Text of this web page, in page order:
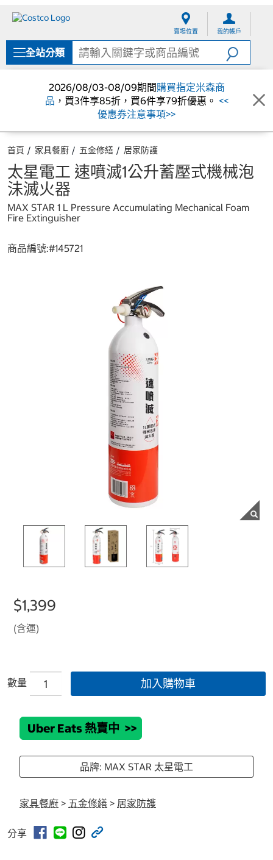
單
賣場位置 我的帳戶
全站分類
2026/08/03-08/09期間購買指定米森商
品 ，買3件享85折，買6件享79折優惠。 <<
優惠券注意事項>>
首頁 家具餐廚 五金修繕 居家防護
太星電工 速噴滅1公升蓄壓式機械泡
沬滅火器
MAX STAR 1 L Pressure Accumulating Mechanical Foam
Fire Extinguisher
商品編號:#145721
$1,399
(含運)
數量 加入購物車
Uber Eats 熱賣中 >>
品牌: MAX STAR 太星電工
家具餐廚 > 五金修繕 > 居家防護
分享